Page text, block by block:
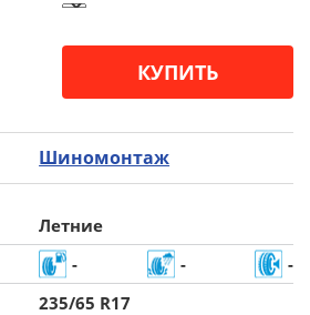
КУПИТЬ
Шиномонтаж
Летние
- -
-
235/65 R17